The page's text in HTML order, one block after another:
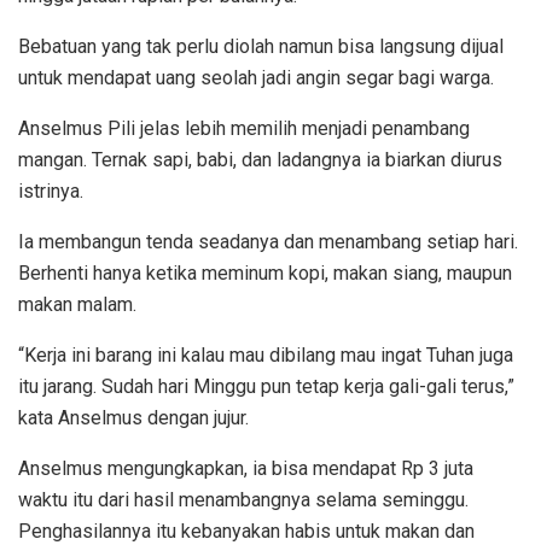
Bebatuan yang tak perlu diolah namun bisa langsung dijual
untuk mendapat uang seolah jadi angin segar bagi warga.
Anselmus Pili jelas lebih memilih menjadi penambang
mangan. Ternak sapi, babi, dan ladangnya ia biarkan diurus
istrinya.
Ia membangun tenda seadanya dan menambang setiap hari.
Berhenti hanya ketika meminum kopi, makan siang, maupun
makan malam.
“Kerja ini barang ini kalau mau dibilang mau ingat Tuhan juga
itu jarang. Sudah hari Minggu pun tetap kerja gali-gali terus,”
kata Anselmus dengan jujur.
Anselmus mengungkapkan, ia bisa mendapat Rp 3 juta
waktu itu dari hasil menambangnya selama seminggu.
Penghasilannya itu kebanyakan habis untuk makan dan